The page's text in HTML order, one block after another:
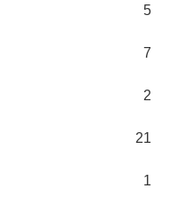
5
7
2
21
1